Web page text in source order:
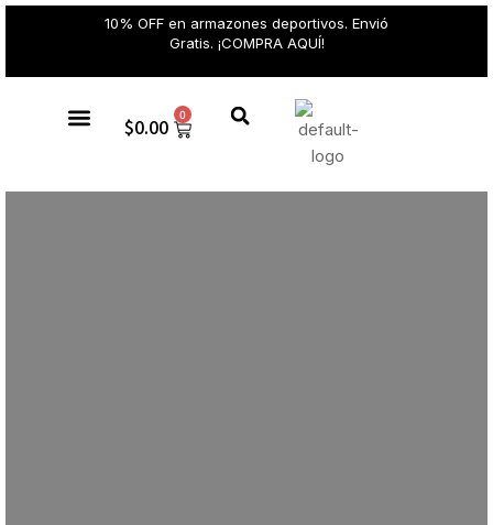
10% OFF en armazones deportivos. Envió
Gratis. ¡COMPRA AQUÍ!
$0.00 0